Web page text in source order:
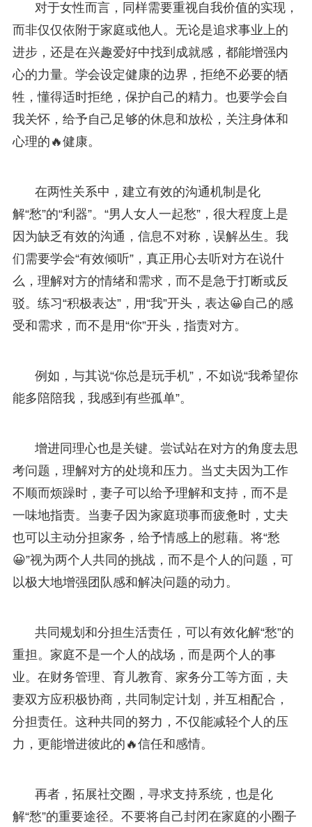
对于女性而言，同样需要重视自我价值的实现，
而非仅仅依附于家庭或他人。无论是追求事业上的
进步，还是在兴趣爱好中找到成就感，都能增强内
心的力量。学会设定健康的边界，拒绝不必要的牺
牲，懂得适时拒绝，保护自己的精力。也要学会自
我关怀，给予自己足够的休息和放松，关注身体和
心理的🔥健康。
在两性关系中，建立有效的沟通机制是化
解“愁”的“利器”。“男人女人一起愁”，很大程度上是
因为缺乏有效的沟通，信息不对称，误解丛生。我
们需要学会“有效倾听”，真正用心去听对方在说什
么，理解对方的情绪和需求，而不是急于打断或反
驳。练习“积极表达”，用“我”开头，表达😀自己的感
受和需求，而不是用“你”开头，指责对方。
例如，与其说“你总是玩手机”，不如说“我希望你
能多陪陪我，我感到有些孤单”。
增进同理心也是关键。尝试站在对方的角度去思
考问题，理解对方的处境和压力。当丈夫因为工作
不顺而烦躁时，妻子可以给予理解和支持，而不是
一味地指责。当妻子因为家庭琐事而疲惫时，丈夫
也可以主动分担家务，给予情感上的慰藉。将“愁
😀”视为两个人共同的挑战，而不是个人的问题，可
以极大地增强团队感和解决问题的动力。
共同规划和分担生活责任，可以有效化解“愁”的
重担。家庭不是一个人的战场，而是两个人的事
业。在财务管理、育儿教育、家务分工等方面，夫
妻双方应积极协商，共同制定计划，并互相配合，
分担责任。这种共同的努力，不仅能减轻个人的压
力，更能增进彼此的🔥信任和感情。
再者，拓展社交圈，寻求支持系统，也是化
解“愁”的重要途径。不要将自己封闭在家庭的小圈子